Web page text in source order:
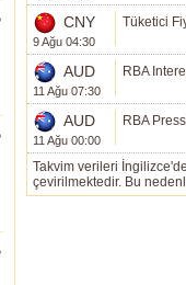
CNY
9 Ağu 04:30
Tüketici
AUD
11 Ağu 07:30
RBA
AUD
11 Ağu 00:00
RBA
Takvim verileri
çevirilmektedir. Bu